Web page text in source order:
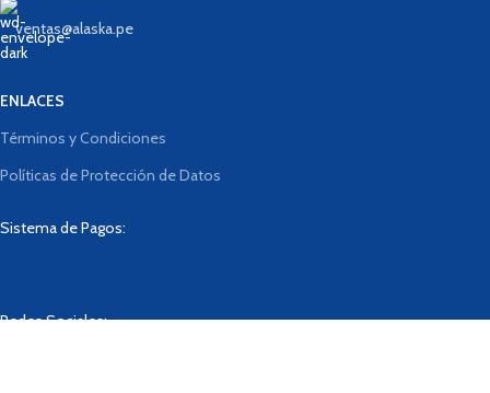
ventas@alaska.pe
ENLACES
Términos y Condiciones
Políticas de Protección de Datos
Sistema de Pagos:
Redes Sociales: